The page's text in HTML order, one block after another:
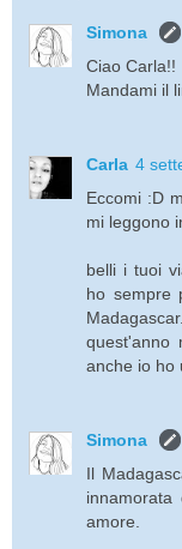
Simona
Ciao Carla!!
Mandami il
Carla 4
Eccomi :D
mi leggono
belli i tuoi
ho sempre
quest'anno
anche io ho
Simona
Il
amore.